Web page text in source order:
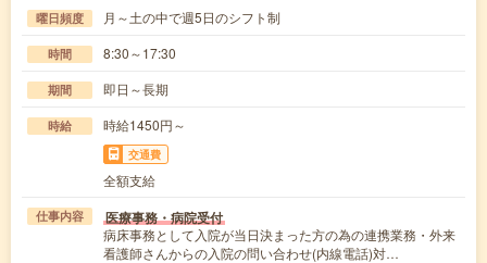
曜日頻度 月～土の中で週5日のシフト制
時間 8:30～17:30
期間 即日～長期
時給 時給1450円～
交通費
全額支給
仕事内容 医療事務・病院受付
病床事務として入院が当日決まった方の為の連携業務・外来
看護師さんからの入院の問い合わせ(内線電話)対…